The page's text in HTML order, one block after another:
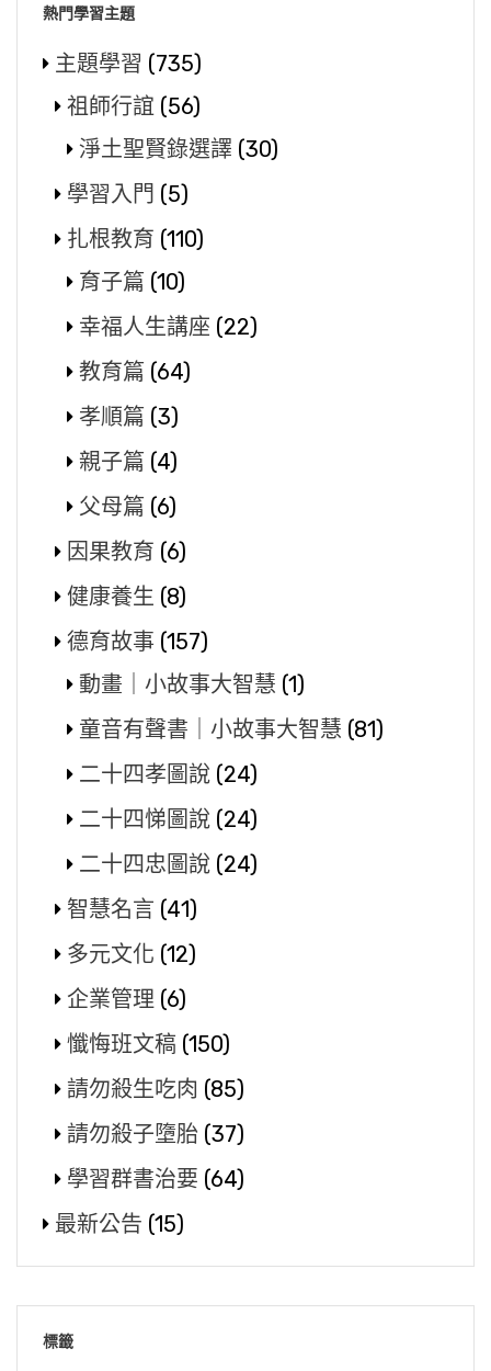
熱門學習主題
主題學習 (735)
祖師行誼 (56)
淨土聖賢錄選譯 (30)
學習入門 (5)
扎根教育 (110)
育子篇 (10)
幸福人生講座 (22)
教育篇 (64)
孝順篇 (3)
親子篇 (4)
父母篇 (6)
因果教育 (6)
健康養生 (8)
德育故事 (157)
動畫｜小故事大智慧 (1)
童音有聲書｜小故事大智慧 (81)
二十四孝圖說 (24)
二十四悌圖說 (24)
二十四忠圖說 (24)
智慧名言 (41)
多元文化 (12)
企業管理 (6)
懺悔班文稿 (150)
請勿殺生吃肉 (85)
請勿殺子墮胎 (37)
學習群書治要 (64)
最新公告 (15)
標籤